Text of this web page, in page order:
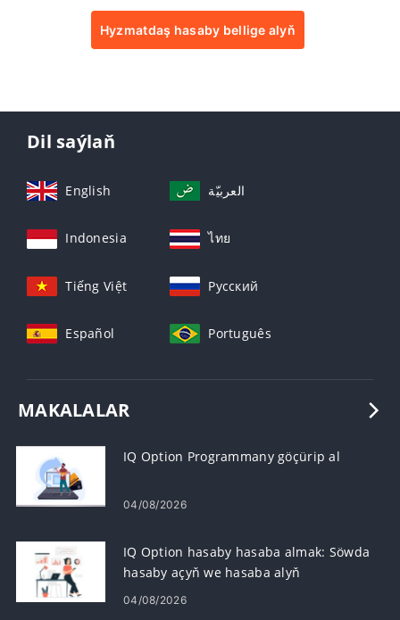
Hyzmatdaş hasaby bellige alyň
Dil saýlaň
English العربيّة
Indonesia ไทย
Tiếng Việt Русский
Español Português
MAKALALAR
IQ Option Programmany göçürip al
04/08/2026
IQ Option hasaby hasaba almak: Söwda
hasaby açyň we hasaba alyň
04/08/2026